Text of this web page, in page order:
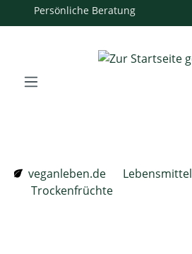
Zum Hauptinhalt springen
Zur Hauptnavigation springen
veganleben.de
Lebensmittel
Trockenfrüchte